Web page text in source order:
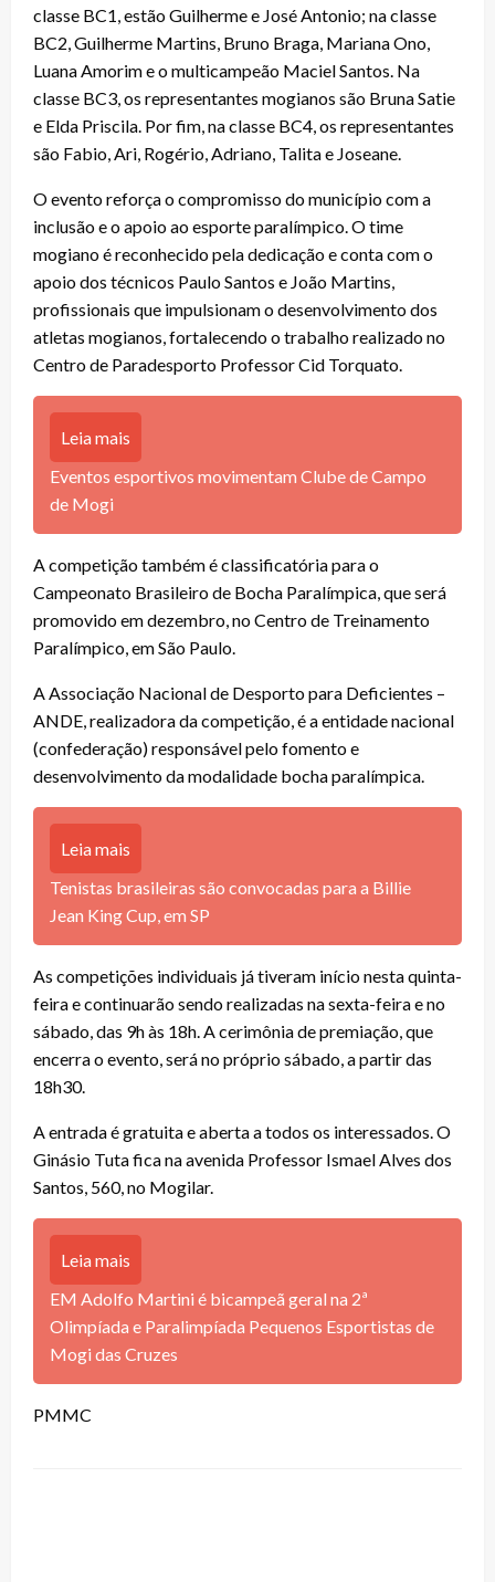
classe BC1, estão Guilherme e José Antonio; na classe
BC2, Guilherme Martins, Bruno Braga, Mariana Ono,
Luana Amorim e o multicampeão Maciel Santos. Na
classe BC3, os representantes mogianos são Bruna Satie
e Elda Priscila. Por fim, na classe BC4, os representantes
são Fabio, Ari, Rogério, Adriano, Talita e Joseane.
O evento reforça o compromisso do município com a
inclusão e o apoio ao esporte paralímpico. O time
mogiano é reconhecido pela dedicação e conta com o
apoio dos técnicos Paulo Santos e João Martins,
profissionais que impulsionam o desenvolvimento dos
atletas mogianos, fortalecendo o trabalho realizado no
Centro de Paradesporto Professor Cid Torquato.
Leia mais
Eventos esportivos movimentam Clube de Campo
de Mogi
A competição também é classificatória para o
Campeonato Brasileiro de Bocha Paralímpica, que será
promovido em dezembro, no Centro de Treinamento
Paralímpico, em São Paulo.
A Associação Nacional de Desporto para Deficientes –
ANDE, realizadora da competição, é a entidade nacional
(confederação) responsável pelo fomento e
desenvolvimento da modalidade bocha paralímpica.
Leia mais
Tenistas brasileiras são convocadas para a Billie
Jean King Cup, em SP
As competições individuais já tiveram início nesta quinta-
feira e continuarão sendo realizadas na sexta-feira e no
sábado, das 9h às 18h. A cerimônia de premiação, que
encerra o evento, será no próprio sábado, a partir das
18h30.
A entrada é gratuita e aberta a todos os interessados. O
Ginásio Tuta fica na avenida Professor Ismael Alves dos
Santos, 560, no Mogilar.
Leia mais
EM Adolfo Martini é bicampeã geral na 2ª
Olimpíada e Paralimpíada Pequenos Esportistas de
Mogi das Cruzes
PMMC